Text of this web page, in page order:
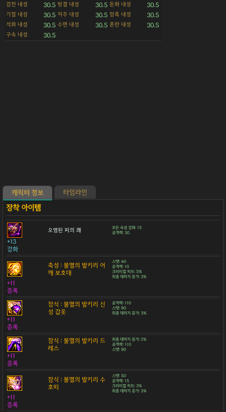
감전 내성 30.5 빙결 내성 30.5 둔화 내성 30.5
기절 내성 30.5 저주 내성 30.5 암흑 내성 30.5
석화 내성 30.5 수면 내성 30.5 혼란 내성 30.5
구속 내성 30.5
캐릭터 정보 타임라인
오염된 피의 쾌
모든 속성 강화: 15
공격력: 30
+13
강화
축성 : 불멸의 발키리 어
깨 보호대
스탯: 40
공격력: 10
크리티컬 히트: 5%
최종 데미지 증가: 3%
+11
증폭
잠식 : 불멸의 발키리 신
성 갑옷
공격력: 110
스탯: 90
최종 데미지 증가: 3%
+11
증폭
잠식 : 불멸의 발키리 드
레스
최종 데미지 증가: 2%
공격력: 110
스탯: 90
+11
증폭
잠식 : 불멸의 발키리 수
호띠
스탯: 50
공격력: 15
크리티컬 히트: 3%
최종 데미지 증가: 3%
+11
증폭